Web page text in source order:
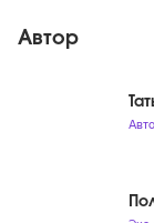
Автор